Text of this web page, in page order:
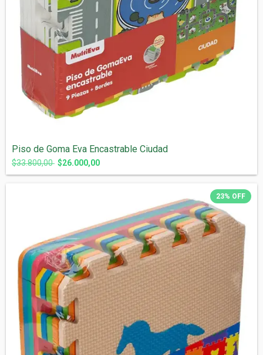
Piso de Goma Eva Encastrable Ciudad
$33.800,00 $26.000,00
23% OFF